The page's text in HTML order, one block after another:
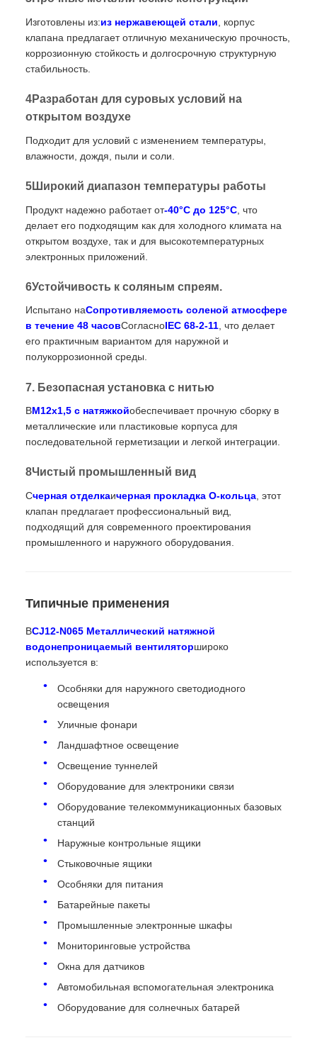
Изготовлены из:из нержавеющей стали , корпус
клапана предлагает отличную механическую прочность,
коррозионную стойкость и долгосрочную структурную
стабильность.
4Разработан для суровых условий на
открытом воздухе
Подходит для условий с изменением температуры,
влажности, дождя, пыли и соли.
5Широкий диапазон температуры работы
Продукт надежно работает от-40°C до 125°C , что
делает его подходящим как для холодного климата на
открытом воздухе, так и для высокотемпературных
электронных приложений.
6Устойчивость к соляным спреям.
Испытано наСопротивляемость соленой атмосфере
в течение 48 часовСогласноIEC 68-2-11, что делает
его практичным вариантом для наружной и
полукоррозионной среды.
7. Безопасная установка с нитью
ВM12x1,5 с натяжкойобеспечивает прочную сборку в
металлические или пластиковые корпуса для
последовательной герметизации и легкой интеграции.
8Чистый промышленный вид
Счерная отделкаичерная прокладка O-кольца , этот
клапан предлагает профессиональный вид,
подходящий для современного проектирования
промышленного и наружного оборудования.
Типичные применения
ВCJ12-N065 Металлический натяжной
водонепроницаемый вентиляторшироко
используется в:
Особняки для наружного светодиодного
освещения
Уличные фонари
Ландшафтное освещение
Освещение туннелей
Оборудование для электроники связи
Оборудование телекоммуникационных базовых
станций
Наружные контрольные ящики
Стыковочные ящики
Особняки для питания
Батарейные пакеты
Промышленные электронные шкафы
Мониторинговые устройства
Окна для датчиков
Автомобильная вспомогательная электроника
Оборудование для солнечных батарей